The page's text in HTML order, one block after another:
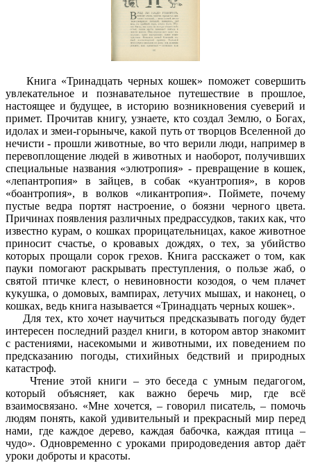
Книга «Тринадцать черных кошек» поможет совершить
увлекательное и познавательное путешествие в прошлое,
настоящее и будущее, в историю возникновения суеверий и
примет. Прочитав книгу, узнаете, кто создал Землю, о Богах,
идолах и змеи-горыныче, какой путь от творцов Вселенной до
нечисти - прошли животные, во что верили люди, например в
перевоплощение людей в животных и наоборот, получивших
специальные названия «элютропия» - превращение в кошек,
«лепантропия» в зайцев, в собак «куантропия», в коров
«боантропия», в волков «ликантропия». Поймете, почему
пустые ведра портят настроение, о боязни черного цвета.
Причинах появления различных предрассудков, таких как, что
известно курам, о кошках прорицательницах, какое животное
приносит счастье, о кровавых дождях, о тех, за убийство
которых прощали сорок грехов. Книга расскажет о том, как
пауки помогают раскрывать преступления, о пользе жаб, о
святой птичке клест, о невиновности козодоя, о чем плачет
кукушка, о домовых, вампирах, летучих мышах, и наконец, о
кошках, ведь книга называется «Тринадцать черных кошек».
Для тех, кто хочет научиться предсказывать погоду будет
интересен последний раздел книги, в котором автор знакомит
с растениями, насекомыми и животными, их поведением по
предсказанию погоды, стихийных бедствий и природных
катастроф.
Чтение этой книги – это беседа с умным педагогом,
который объясняет, как важно беречь мир, где всё
взаимосвязано. «Мне хочется, – говорил писатель, – помочь
людям понять, какой удивительный и прекрасный мир перед
нами, где каждое дерево, каждая бабочка, каждая птица –
чудо». Одновременно с уроками природоведения автор даёт
уроки доброты и красоты.